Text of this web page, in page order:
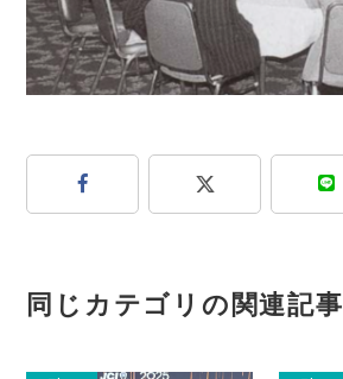
同じカテゴリの関連記事